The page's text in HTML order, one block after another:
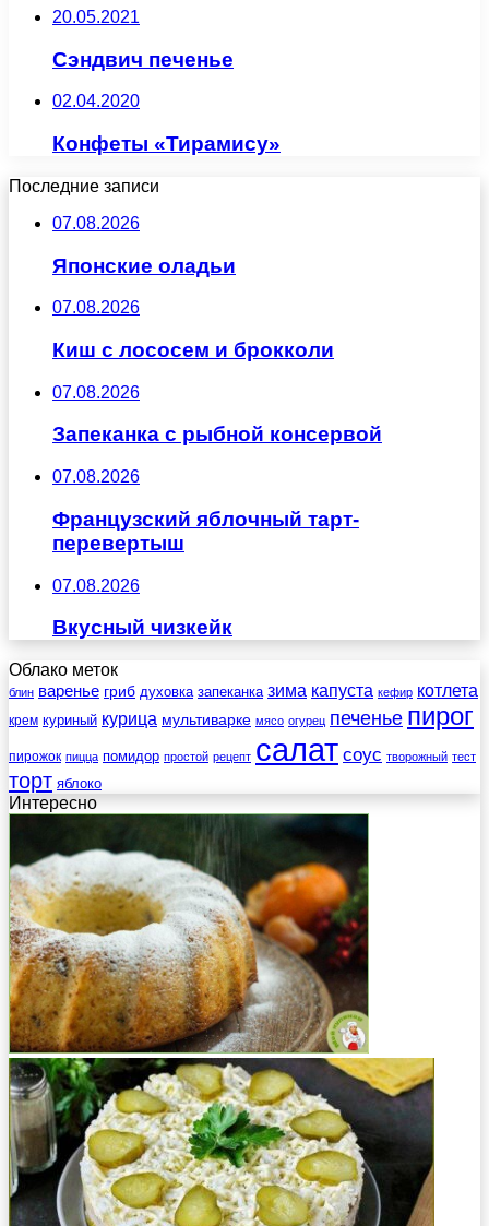
20.05.2021
Сэндвич печенье
02.04.2020
Конфеты «Тирамису»
Последние записи
07.08.2026
Японские оладьи
07.08.2026
Киш с лососем и брокколи
07.08.2026
Запеканка с рыбной консервой
07.08.2026
Французский яблочный тарт-
перевертыш
07.08.2026
Вкусный чизкейк
Облако меток
блин варенье гриб духовка запеканка зима капуста кефир котлета
крем куриный курица мультиварке мясо огурец печенье пирог
пирожок пицца помидор простой рецепт салат соус творожный тест
торт яблоко
Интересно